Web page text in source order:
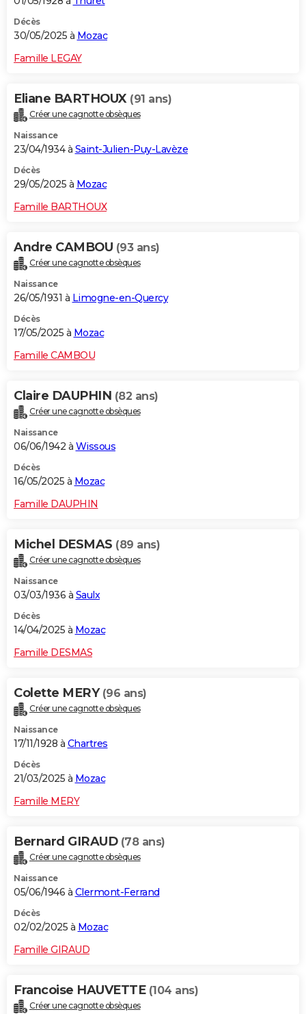
Décès
30/05/2025 à Mozac
Famille LEGAY
Eliane BARTHOUX (91 ans)
Créer une cagnotte obsèques
Naissance
23/04/1934 à Saint-Julien-Puy-Lavèze
Décès
29/05/2025 à Mozac
Famille BARTHOUX
Andre CAMBOU (93 ans)
Créer une cagnotte obsèques
Naissance
26/05/1931 à Limogne-en-Quercy
Décès
17/05/2025 à Mozac
Famille CAMBOU
Claire DAUPHIN (82 ans)
Créer une cagnotte obsèques
Naissance
06/06/1942 à Wissous
Décès
16/05/2025 à Mozac
Famille DAUPHIN
Michel DESMAS (89 ans)
Créer une cagnotte obsèques
Naissance
03/03/1936 à Saulx
Décès
14/04/2025 à Mozac
Famille DESMAS
Colette MERY (96 ans)
Créer une cagnotte obsèques
Naissance
17/11/1928 à Chartres
Décès
21/03/2025 à Mozac
Famille MERY
Bernard GIRAUD (78 ans)
Créer une cagnotte obsèques
Naissance
05/06/1946 à Clermont-Ferrand
Décès
02/02/2025 à Mozac
Famille GIRAUD
Francoise HAUVETTE (104 ans)
Créer une cagnotte obsèques